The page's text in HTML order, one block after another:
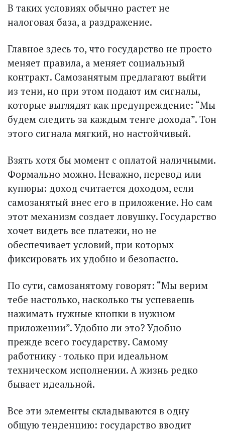
В таких условиях обычно растет не
налоговая база, а раздражение.
Главное здесь то, что государство не просто
меняет правила, а меняет социальный
контракт. Самозанятым предлагают выйти
из тени, но при этом подают им сигналы,
которые выглядят как предупреждение: “Мы
будем следить за каж­дым тенге дохода”. Тон
этого сигнала мягкий, но настойчивый.
Взять хотя бы момент с оплатой наличными.
Формально можно. Неважно, перевод или
купюры: доход считается доходом, если
самозанятый внес его в приложение. Но сам
этот механизм создает ловушку. Государство
хочет видеть все платежи, но не
обеспечивает условий, при которых
фиксировать их удобно и безопасно.
По сути, самозанятому говорят: “Мы верим
тебе настолько, насколько ты успеваешь
нажимать нужные кнопки в нужном
приложении”. Удобно ли это? Удобно
прежде всего государству. Самому
работнику - только при идеальном
техническом исполнении. А жизнь редко
бывает идеальной.
Все эти элементы складываются в одну
общую тенденцию: государство вводит